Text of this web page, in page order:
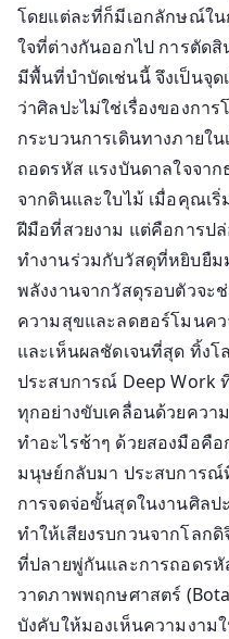
ใน
เทศกาล
ดัง
โดยแต่ละที่ก็มีเอกลักษณ์ใ
ใจที่ต่างกันออกไป การตัดสิ
มีพื้นที่บำบัดเช่นนี้ จึงเป็นจุ
ว่าศิลปะไม่ใช่เรื่องของกา
กระบวนการเดินทางภายใ
ถอดรหัส แรงบันดาลใจจา
จากดินและใบไม้ เมื่อคุณเ
ฝีมือที่สวยงาม แต่คือการป
ทำงานร่วมกับวัสดุที่หยิบยืม
พลังงานจากวัสดุรอบตัวจะ
ความสุขและลดฮอร์โมนคว
และเห็นผลชัดเจนที่สุด ทิ้ง
ประสบการณ์ Deep Work
ทุกอย่างขับเคลื่อนด้วยควา
ทำอะไรช้าๆ ด้วยสองมือคื
มนุษย์กลับมา ประสบการณ์
การจดจ่อขั้นสุดในงานศิลป
ทำให้เสียงรบกวนจากโลก
ที่ปลายพู่กันและการถอดรหั
วาดภาพพฤกษศาสตร์
บังคับให้มองเห็นความงาม